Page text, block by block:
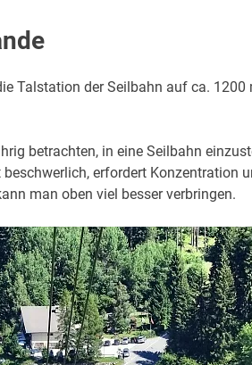
Talstation der Seilbahn auf ca. 1200
betrachten, in eine Seilbahn
erfordert Konzentration
man oben viel besser verbringen.